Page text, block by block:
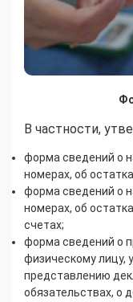
В частности,
форма сведений о
номерах, об
форма сведений о
номерах, об
счетах;
форма сведений о
физическому лицу,
представлению
обязательствах, о